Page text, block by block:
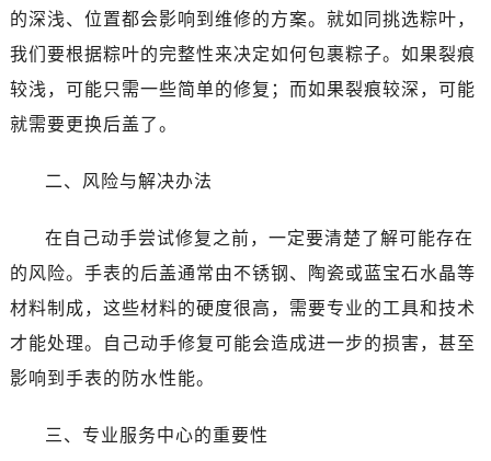
的深浅、位置都会影响到维修的方案。就如同挑选粽叶，
我们要根据粽叶的完整性来决定如何包裹粽子。如果裂痕
较浅，可能只需一些简单的修复；而如果裂痕较深，可能
就需要更换后盖了。
二、风险与解决办法
在自己动手尝试修复之前，一定要清楚了解可能存在
的风险。手表的后盖通常由不锈钢、陶瓷或蓝宝石水晶等
材料制成，这些材料的硬度很高，需要专业的工具和技术
才能处理。自己动手修复可能会造成进一步的损害，甚至
影响到手表的防水性能。
三、专业服务中心的重要性